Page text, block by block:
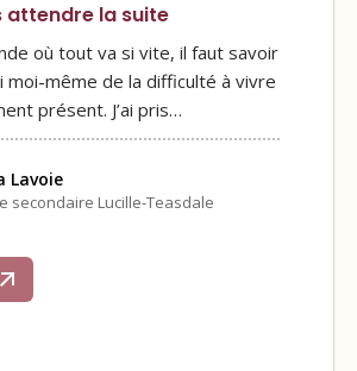
attendre la suite
où tout va si vite, il faut savoir
moi-même de la difficulté à vivre
présent. J’ai pris…
Lavoie
secondaire Lucille-Teasdale